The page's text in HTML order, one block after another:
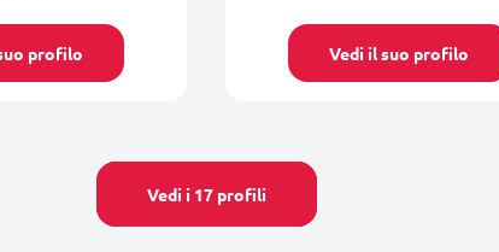
profilo Vedi il suo profilo
Vedi i 17 profili